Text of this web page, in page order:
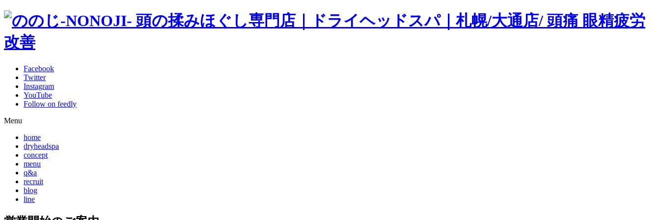
Facebook
Twitter
Instagram
YouTube
Follow on feedly
Menu
home
dryheadspa
concept
menu
q&a
recruit
blog
line